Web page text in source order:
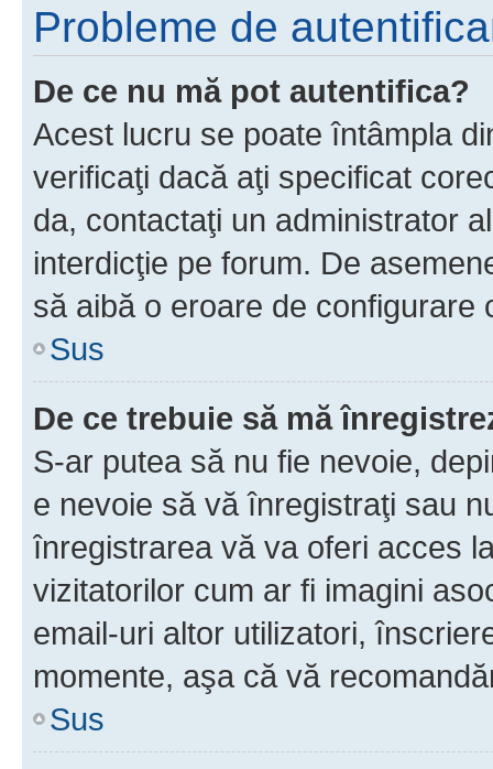
Probleme de
De ce nu mă pot autentifica?
Acest lucru se poate întâmpla
verificaţi dacă aţi specificat
da, contactaţi un administrator
interdicţie pe forum. De
să aibă o eroare de configurare
Sus
De ce trebuie să mă
S-ar putea să nu fie nevoie,
e nevoie să vă înregistraţi sau
înregistrarea vă va oferi acces
vizitatorilor cum ar fi imagini
email-uri altor utilizatori,
momente, aşa că vă
Sus